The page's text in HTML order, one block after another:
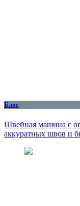
Блог
Швейная машина с
аккуратных швов и